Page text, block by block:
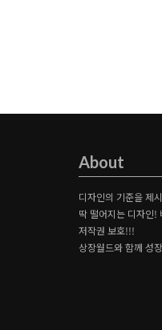
About
디자인의 기준을 제
딱 떨어지는 디자인!
저작권 보호!!!
상장월드와 함께 성